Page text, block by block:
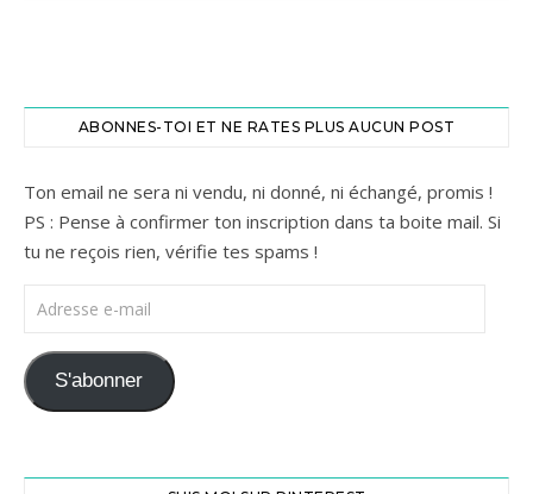
ABONNES-TOI ET NE RATES PLUS AUCUN POST
Ton email ne sera ni vendu, ni donné, ni échangé, promis !
PS : Pense à confirmer ton inscription dans ta boite mail. Si
tu ne reçois rien, vérifie tes spams !
Adresse e-mail
S'abonner